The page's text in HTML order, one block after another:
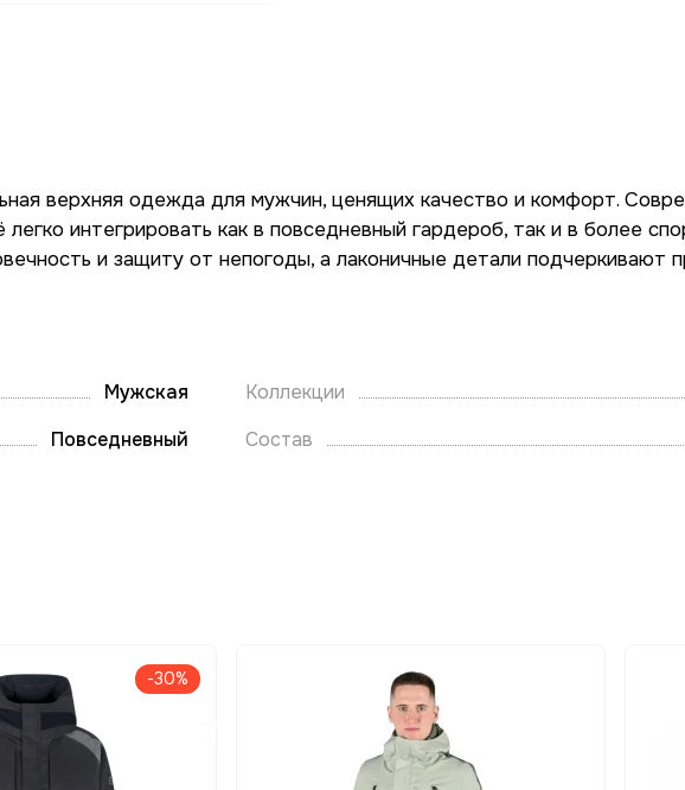
верхняя одежда для мужчин, ценящих качество и комфорт.
интегрировать как в повседневный гардероб, так и в более
и защиту от непогоды, а лаконичные детали подчеркивают
Мужская Коллекции
Повседневный Состав
-30%